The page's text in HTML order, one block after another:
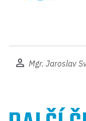
person Mgr. Jaroslav